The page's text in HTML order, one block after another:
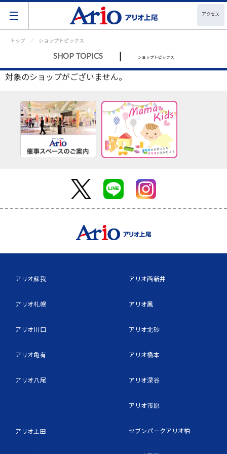
アクセス
トップ ショップトピックス
SHOP TOPICS | ショップトピックス
対象のショップがございません。
アリオ蘇我
アリオ札幌
アリオ川口
アリオ亀有
アリオ八尾
アリオ上田
アリオ西新井
アリオ鳳
アリオ北砂
アリオ橋本
アリオ深谷
アリオ市原
セブンパークアリオ柏